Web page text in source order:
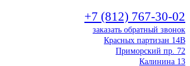
+7 (812) 767-30-02
заказать обратный звонок
Красных партизан 14В
Приморский пр. 72
Калинина 13